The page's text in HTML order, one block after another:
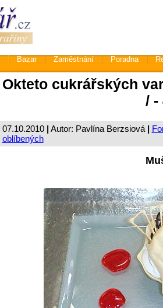
Bazar Zaměstnání Poradna
Okteto cukrářských
/ -
07.10.2010 | Autor: Pavlína Berzsiová |
oblíbených